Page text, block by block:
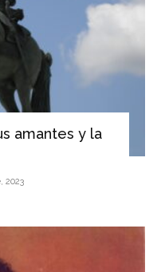
amantes y la
2023